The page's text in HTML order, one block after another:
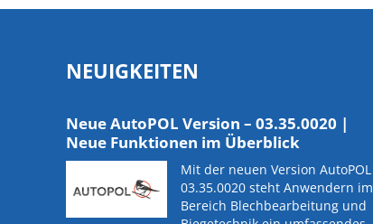
NEUIGKEITEN
Neue AutoPOL Version – 03.35.0020 |
Neue Funktionen im Überblick
Mit der neuen Version AutoPOL
03.35.0020 steht Anwendern im
Bereich Blechbearbeitung und